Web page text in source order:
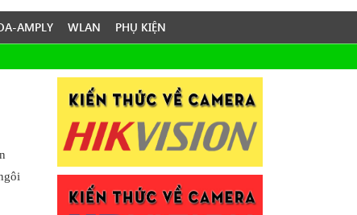
AMPLY WLAN PHỤ KIỆN